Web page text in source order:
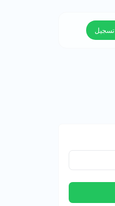
تسجيل